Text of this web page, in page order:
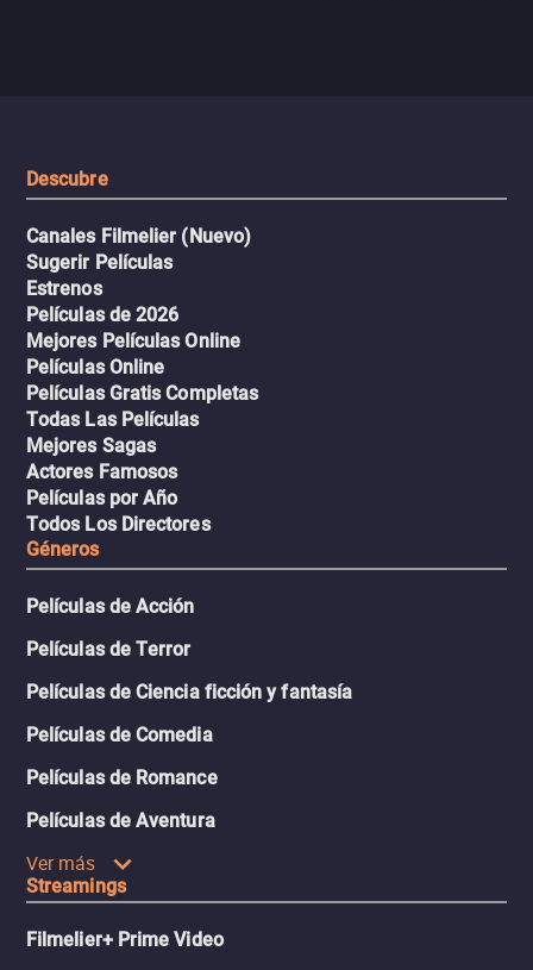
Descubre
Canales Filmelier (Nuevo)
Sugerir Películas
Estrenos
Películas de 2026
Mejores Películas Online
Películas Online
Películas Gratis Completas
Todas Las Películas
Mejores Sagas
Actores Famosos
Películas por Año
Todos Los Directores
Géneros
Películas de Acción
Películas de Terror
Películas de Ciencia ficción y fantasía
Películas de Comedia
Películas de Romance
Películas de Aventura
Ver más
Streamings
Filmelier+ Prime Video